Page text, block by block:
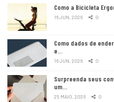
Como a Bicicleta
16 JUN, 2026 0
Como dados de
e…
16 JUN, 2026 0
Surpreenda seus
um…
25 MAIO, 2026 0